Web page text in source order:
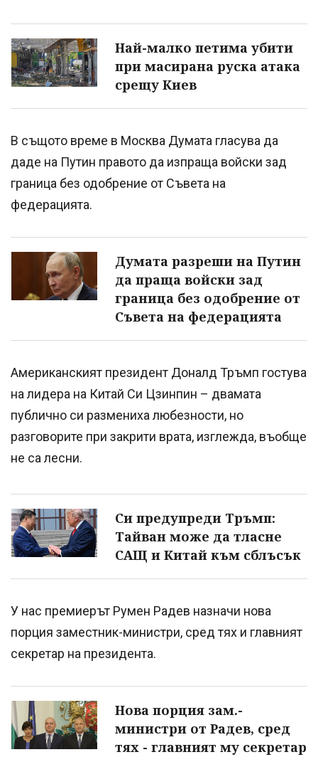
Най-малко петима убити
при масирана руска атака
срещу Киев
В същото време в Москва Думата гласува да
даде на Путин правото да изпраща войски зад
граница без одобрение от Съвета на
федерацията.
Думата разреши на Путин
да праща войски зад
граница без одобрение от
Съвета на федерацията
Американският президент Доналд Тръмп гостува
на лидера на Китай Си Цзинпин – двамата
публично си размениха любезности, но
разговорите при закрити врата, изглежда, въобще
не са лесни.
Си предупреди Тръмп:
Тайван може да тласне
САЩ и Китай към сблъсък
У нас премиерът Румен Радев назначи нова
порция заместник-министри, сред тях и главният
секретар на президента.
Нова порция зам.-
министри от Радев, сред
тях - главният му секретар